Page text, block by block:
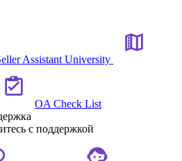
Assistant University
OA Check List
с поддержкой